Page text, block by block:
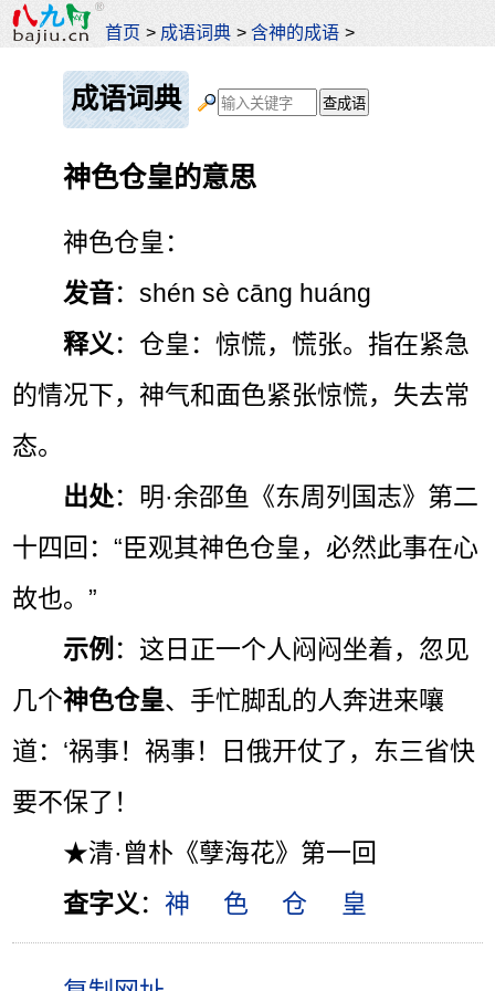
首页 > 成语词典 >含神的成语 >
成语词典
神色仓皇的意思
神色仓皇：
发音：shén sè cāng huáng
释义 ：仓皇：惊慌，慌张。指在紧急
的情况下，神气和面色紧张惊慌，失去常
态。
出处：明·余邵鱼《东周列国志》第二
十四回：“臣观其神色仓皇，必然此事在心
故也。”
示例 ：这日正一个人闷闷坐着，忽见
几个神色仓皇、手忙脚乱的人奔进来嚷
道：‘祸事！祸事！日俄开仗了，东三省快
要不保了！
★清·曾朴《孽海花》第一回
查字义 ：神 色 仓 皇